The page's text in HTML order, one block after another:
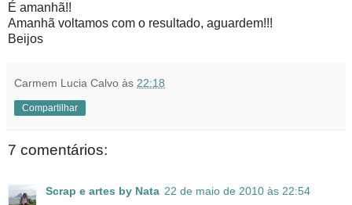
É amanhã!!
Amanhã voltamos com o resultado, aguardem!!!
Beijos
Carmem Lucia Calvo às 22:18
Compartilhar
7 comentários:
Scrap e artes by Nata 22 de maio de 2010 às 22:54